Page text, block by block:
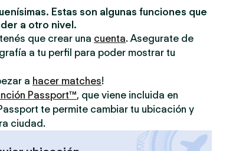
Estas son algunas funciones que
a otro nivel.
que crear una cuenta. Asegurate de
a tu perfil para poder mostrar tu
a hacer matches!
Passport™, que viene incluida en
te permite cambiar tu ubicación y
ciudad.